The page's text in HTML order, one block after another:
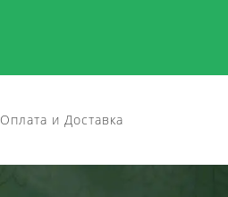
Оплата и Доставка